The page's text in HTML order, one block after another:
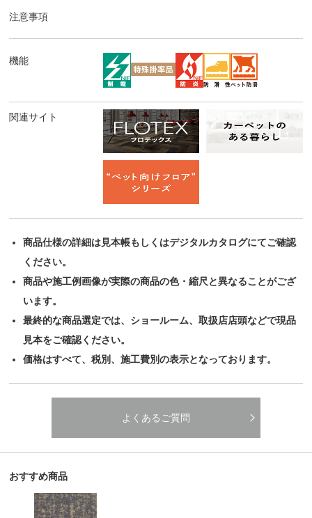
注意事項
機能
関連サイト
商品仕様の詳細は見本帳もしくはデジタルカタログにてご確認
ください。
商品や施工例画像が実際の商品の色・縮尺と異なることがござ
います。
最終的な商品選定では、ショールーム、取扱店店頭などで現品
見本をご確認ください。
価格はすべて、税別、施工費別の表示となっております。
よくあるご質問
おすすめ商品